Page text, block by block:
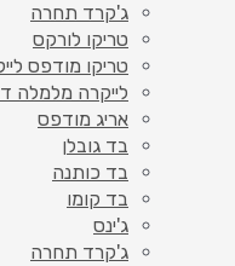
ג'קרד תחרה
טריקו לורקס
טריקו מודפס לייקרה
לייקרה מלמלה דו צדדי
אריג מודפס
בד גובלן
בד כותנה
בד קומו
ג'ינס
ג'קרד תחרה